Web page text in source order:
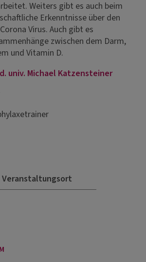
Weiters gibt es auch beim
Erkenntnisse über den
Virus. Auch gibt es
zwischen dem Darm,
und Vitamin D.
univ. Michael Katzensteiner
Veranstaltungsort